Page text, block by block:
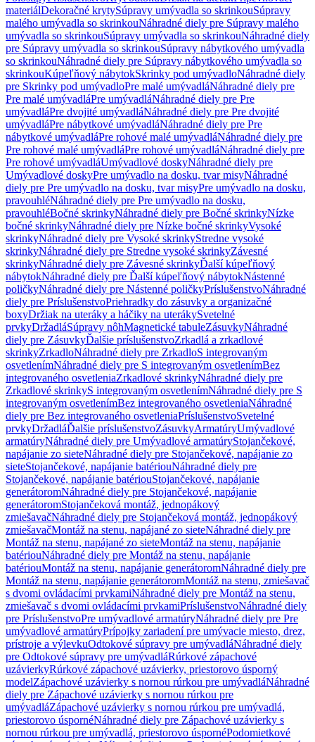
materiálDekoračné krytySúpravy umývadla so skrinkouSúpravy
malého umývadla so skrinkouNáhradné diely pre Súpravy malého
umývadla so skrinkouSúpravy umývadla so skrinkouNáhradné diely
pre Súpravy umývadla so skrinkouSúpravy nábytkového umývadla
so skrinkouNáhradné diely pre Súpravy nábytkového umývadla so
skrinkouKúpeľňový nábytokSkrinky pod umývadloNáhradné diely
pre Skrinky pod umývadloPre malé umývadláNáhradné diely pre
Pre malé umývadláPre umývadláNáhradné diely pre Pre
umývadláPre dvojité umývadláNáhradné diely pre Pre dvojité
umývadláPre nábytkové umývadláNáhradné diely pre Pre
nábytkové umývadláPre rohové malé umývadláNáhradné diely pre
Pre rohové malé umývadláPre rohové umývadláNáhradné diely pre
Pre rohové umývadláUmývadlové doskyNáhradné diely pre
Umývadlové doskyPre umývadlo na dosku, tvar misyNáhradné
diely pre Pre umývadlo na dosku, tvar misyPre umývadlo na dosku,
pravouhléNáhradné diely pre Pre umývadlo na dosku,
pravouhléBočné skrinkyNáhradné diely pre Bočné skrinkyNízke
bočné skrinkyNáhradné diely pre Nízke bočné skrinkyVysoké
skrinkyNáhradné diely pre Vysoké skrinkyStredne vysoké
skrinkyNáhradné diely pre Stredne vysoké skrinkyZávesné
skrinkyNáhradné diely pre Závesné skrinkyĎalší kúpeľňový
nábytokNáhradné diely pre Ďalší kúpeľňový nábytokNástenné
poličkyNáhradné diely pre Nástenné poličkyPríslušenstvoNáhradné
diely pre PríslušenstvoPriehradky do zásuvky a organizačné
boxyDržiak na uteráky a háčiky na uterákySvetelné
prvkyDržadláSúpravy nôhMagnetické tabuleZásuvkyNáhradné
diely pre ZásuvkyĎalšie príslušenstvoZrkadlá a zrkadlové
skrinkyZrkadloNáhradné diely pre ZrkadloS integrovaným
osvetlenímNáhradné diely pre S integrovaným osvetlenímBez
integrovaného osvetleniaZrkadlové skrinkyNáhradné diely pre
Zrkadlové skrinkyS integrovaným osvetlenímNáhradné diely pre S
integrovaným osvetlenímBez integrovaného osvetleniaNáhradné
diely pre Bez integrovaného osvetleniaPríslušenstvoSvetelné
prvkyDržadláĎalšie príslušenstvoZásuvkyArmatúryUmývadlové
armatúryNáhradné diely pre Umývadlové armatúryStojančekové,
napájanie zo sieteNáhradné diely pre Stojančekové, napájanie zo
sieteStojančekové, napájanie batériouNáhradné diely pre
Stojančekové, napájanie batériouStojančekové, napájanie
generátoromNáhradné diely pre Stojančekové, napájanie
generátoromStojančeková montáž, jednopákový
zmiešavačNáhradné diely pre Stojančeková montáž, jednopákový
zmiešavačMontáž na stenu, napájané zo sieteNáhradné diely pre
Montáž na stenu, napájané zo sieteMontáž na stenu, napájanie
batériouNáhradné diely pre Montáž na stenu, napájanie
batériouMontáž na stenu, napájanie generátoromNáhradné diely pre
Montáž na stenu, napájanie generátoromMontáž na stenu, zmiešavač
s dvomi ovládacími prvkamiNáhradné diely pre Montáž na stenu,
zmiešavač s dvomi ovládacími prvkamiPríslušenstvoNáhradné diely
pre PríslušenstvoPre umývadlové armatúryNáhradné diely pre Pre
umývadlové armatúryPrípojky zariadení pre umývacie miesto, drez,
prístroje a výlevkuOdtokové súpravy pre umývadláNáhradné diely
pre Odtokové súpravy pre umývadláRúrkové zápachové
uzávierkyRúrkové zápachové uzávierky, priestorovo úsporný
modelZápachové uzávierky s nornou rúrkou pre umývadláNáhradné
diely pre Zápachové uzávierky s nornou rúrkou pre
umývadláZápachové uzávierky s nornou rúrkou pre umývadlá,
priestorovo úspornéNáhradné diely pre Zápachové uzávierky s
nornou rúrkou pre umývadlá, priestorovo úspornéPodomietkové